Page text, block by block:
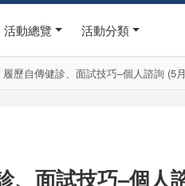
活動總覽 活動分類
履歷自傳健診、面試技巧–個人諮詢 (5
、面試技巧–個人